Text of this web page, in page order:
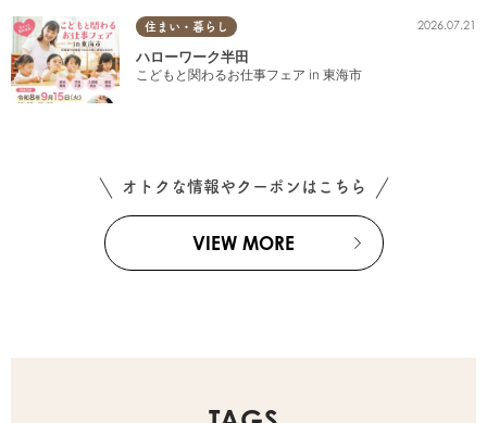
住まい・暮らし 2026.07.21
ハローワーク半田
こどもと関わるお仕事フェア in 東海市
オトクな情報やクーポンはこちら
VIEW MORE